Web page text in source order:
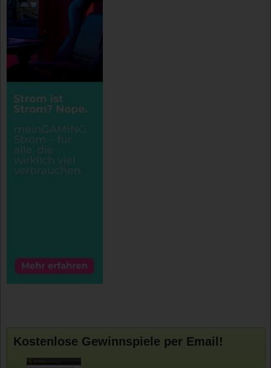
Kostenlose Gewinnspiele per Email!